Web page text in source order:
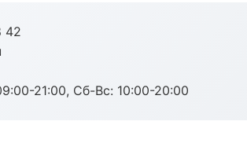
42
21:00, Сб-Вс: 10:00-20:00